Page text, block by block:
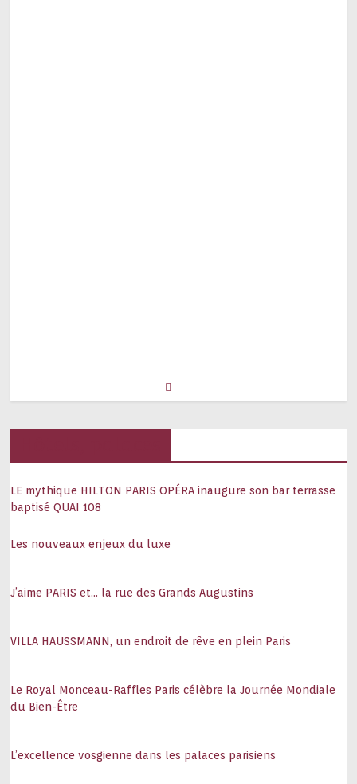
LE mythique HILTON PARIS OPÉRA inaugure son bar terrasse
baptisé QUAI 108
Les nouveaux enjeux du luxe
J’aime PARIS et… la rue des Grands Augustins
VILLA HAUSSMANN, un endroit de rêve en plein Paris
Le Royal Monceau-Raffles Paris célèbre la Journée Mondiale
du Bien-Être
L’excellence vosgienne dans les palaces parisiens